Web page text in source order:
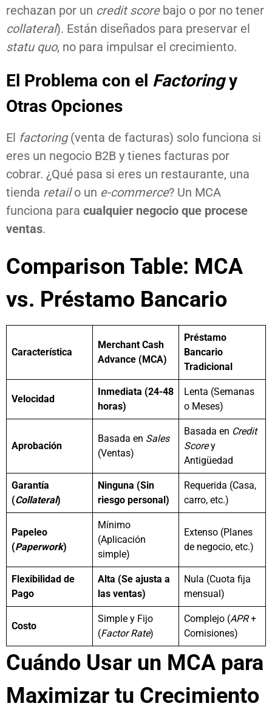
rechazan por un credit scorebajo o por no tener
collateral). Están diseñados para preservar el
statu quo, no para impulsar el crecimiento.
El Problema con el Factoringy
Otras Opciones
El factoring(venta de facturas) solo funciona si
eres un negocio B2B y tienes facturas por
cobrar. ¿Qué pasa si eres un restaurante, una
tienda retailo un e-commerce? Un MCA
funciona para cualquier negocio que procese
ventas.
Comparison Table: MCA
vs. Préstamo Bancario
Característica
Merchant Cash
Advance (MCA)
Préstamo
Bancario
Tradicional
Velocidad
Inmediata (24-48
horas)
Lenta (Semanas
o Meses)
Aprobación
Basada en Sales
(Ventas)
Basada en Credit
Scorey
Antigüedad
Garantía
(Collateral)
Ninguna (Sin
riesgo personal)
Requerida (Casa,
carro, etc.)
Papeleo
(Paperwork)
Mínimo
(Aplicación
simple)
Extenso (Planes
de negocio, etc.)
Flexibilidad de
Pago
Alta (Se ajusta a
las ventas)
Nula (Cuota fija
mensual)
Costo
Simple y Fijo
(Factor Rate)
Complejo (APR+
Comisiones)
Cuándo Usar un MCA para
Maximizar tu Crecimiento